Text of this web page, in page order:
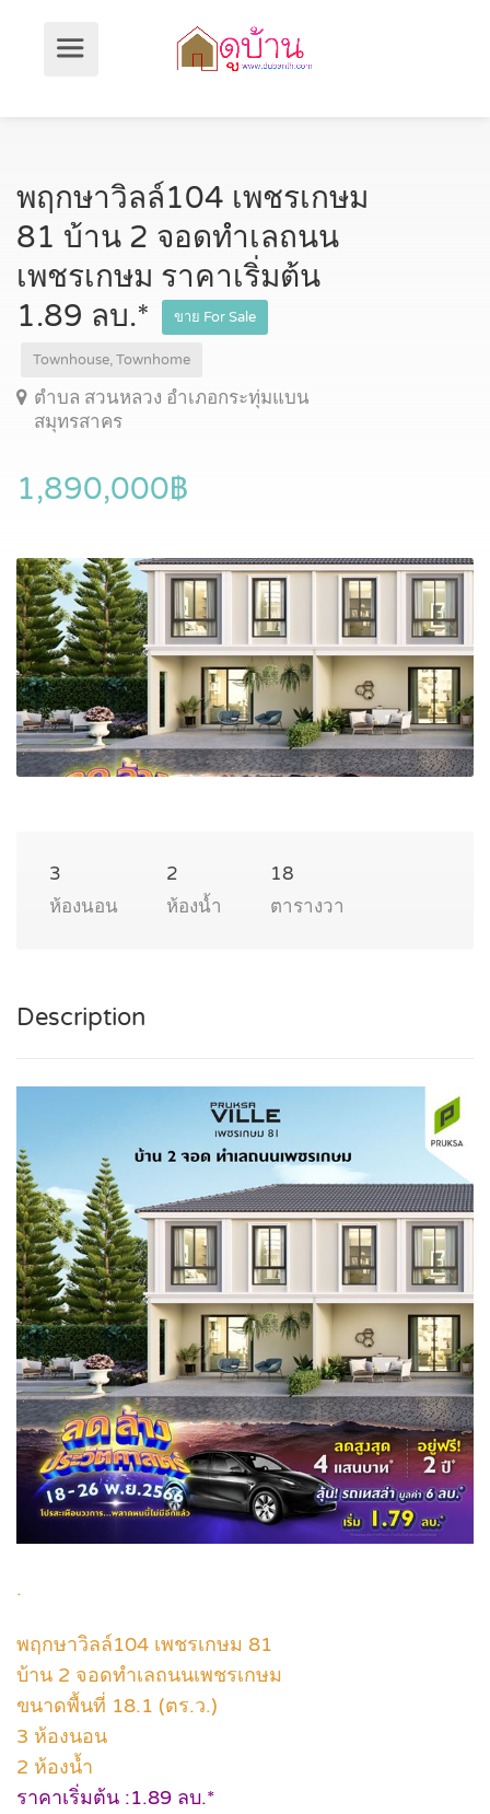
พฤกษาวิลล์104 เพชรเกษม
81 บ้าน 2 จอดทำเลถนน
เพชรเกษม ราคาเริ่มต้น
1.89 ลบ.*
ขาย For Sale
Townhouse, Townhome
ตำบล สวนหลวง อำเภอกระทุ่มแบน
สมุทรสาคร
1,890,000฿
3
ห้องนอน
2
ห้องน้ำ
18
ตารางวา
Description
.
พฤกษาวิลล์104 เพชรเกษม 81
บ้าน 2 จอดทำเลถนนเพชรเกษม
ขนาดพื้นที่ 18.1 (ตร.ว.)
3 ห้องนอน
2 ห้องน้ำ
ราคาเริ่มต้น :1.89 ลบ.*